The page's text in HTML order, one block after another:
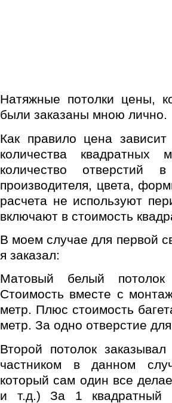
Натяжные потолки цены,
были заказаны мною лично.
Как правило цена
количества квадратных
количество отверстий
производителя, цвета,
расчета не используют
включают в стоимость
В моем случае для первой
я заказал:
Матовый белый потолок
Стоимость вместе с
метр. Плюс стоимость
метр. За одно отверстие
Второй потолок
частником в данном
который сам один все
и т.д.) За 1 квадратный